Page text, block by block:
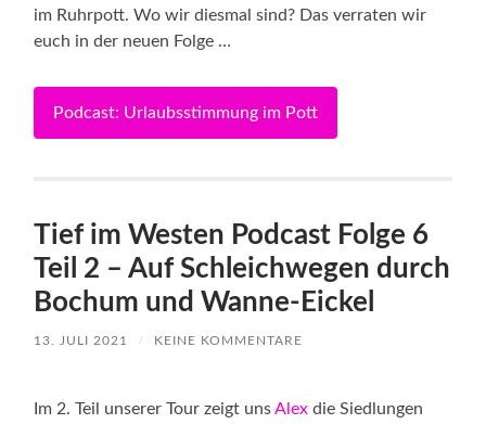
im Ruhrpott. Wo wir diesmal sind? Das verraten wir
euch in der neuen Folge …
Podcast: Urlaubsstimmung im Pott
Tief im Westen Podcast Folge 6
Teil 2 – Auf Schleichwegen durch
Bochum und Wanne-Eickel
13. JULI 2021 / KEINE KOMMENTARE
Im 2. Teil unserer Tour zeigt unsAlex die Siedlungen